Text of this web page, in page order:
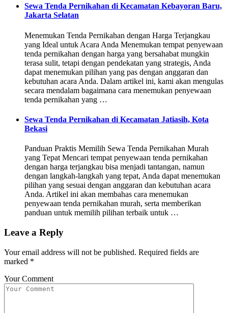
Sewa Tenda Pernikahan di Kecamatan Kebayoran Baru,
Jakarta Selatan
Menemukan Tenda Pernikahan dengan Harga Terjangkau
yang Ideal untuk Acara Anda Menemukan tempat penyewaan
tenda pernikahan dengan harga yang bersahabat mungkin
terasa sulit, tetapi dengan pendekatan yang strategis, Anda
dapat menemukan pilihan yang pas dengan anggaran dan
kebutuhan acara Anda. Dalam artikel ini, kami akan mengulas
secara mendalam bagaimana cara menemukan penyewaan
tenda pernikahan yang …
Sewa Tenda Pernikahan di Kecamatan Jatiasih, Kota
Bekasi
Panduan Praktis Memilih Sewa Tenda Pernikahan Murah
yang Tepat Mencari tempat penyewaan tenda pernikahan
dengan harga terjangkau bisa menjadi tantangan, namun
dengan langkah-langkah yang tepat, Anda dapat menemukan
pilihan yang sesuai dengan anggaran dan kebutuhan acara
Anda. Artikel ini akan membahas cara menemukan
penyewaan tenda pernikahan murah, serta memberikan
panduan untuk memilih pilihan terbaik untuk …
Leave a Reply
Your email address will not be published. Required fields are
marked *
Your Comment